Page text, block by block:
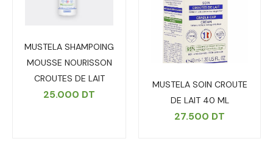
MUSTELA SHAMPOING
MOUSSE NOURISSON
CROUTES DE LAIT
25.000 DT
MUSTELA SOIN CROUTE
DE LAIT 40 ML
27.500 DT